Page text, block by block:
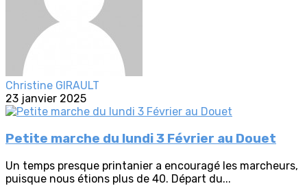
Christine GIRAULT
23 janvier 2025
Petite marche du lundi 3 Février au Douet
Un temps presque printanier a encouragé les marcheurs,
puisque nous étions plus de 40. Départ du...